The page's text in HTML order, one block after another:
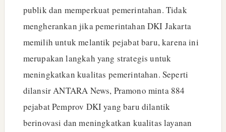
publik dan memperkuat pemerintahan. Tidak
mengherankan jika pemerintahan DKI Jakarta
memilih untuk melantik pejabat baru, karena ini
merupakan langkah yang strategis untuk
meningkatkan kualitas pemerintahan. Seperti
dilansir ANTARA News, Pramono minta 884
pejabat Pemprov DKI yang baru dilantik
berinovasi dan meningkatkan kualitas layanan